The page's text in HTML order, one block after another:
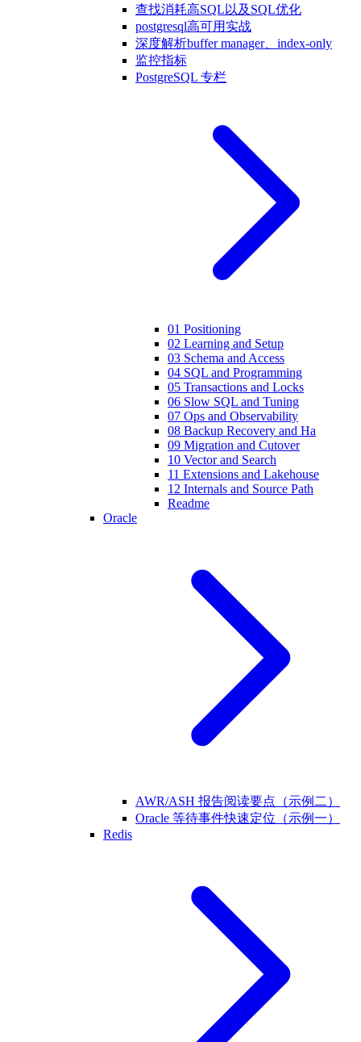
查找消耗高SQL以及SQL优化
postgresql高可用实战
深度解析buffer manager、index-only
监控指标
PostgreSQL 专栏
01 Positioning
02 Learning and Setup
03 Schema and Access
04 SQL and Programming
05 Transactions and Locks
06 Slow SQL and Tuning
07 Ops and Observability
08 Backup Recovery and Ha
09 Migration and Cutover
10 Vector and Search
11 Extensions and Lakehouse
12 Internals and Source Path
Readme
Oracle
AWR/ASH 报告阅读要点（示例二）
Oracle 等待事件快速定位（示例一）
Redis